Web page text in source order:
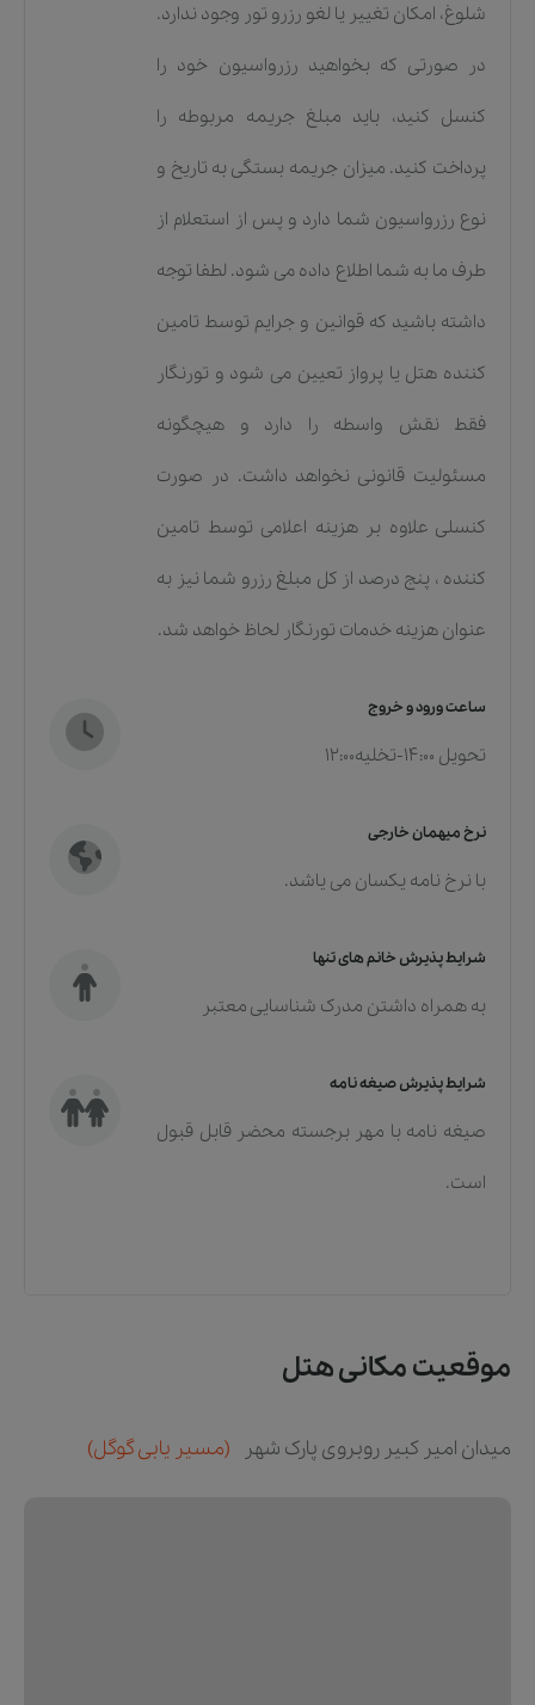
شلوغ، امکان تغییر یا لغو رزرو تور وجود ندارد.
در صورتی که بخواهید رزرواسیون خود را
کنسل کنید، باید مبلغ جریمه مربوطه را
پرداخت کنید. میزان جریمه بستگی به تاریخ و
نوع رزرواسیون شما دارد و پس از استعلام از
طرف ما به شما اطلاع داده می شود. لطفا توجه
داشته باشید که قوانین و جرایم توسط تامین
کننده هتل یا پرواز تعیین می شود و تورنگار
فقط نقش واسطه را دارد و هیچگونه
مسئولیت قانونی نخواهد داشت. در صورت
کنسلی علاوه بر هزینه اعلامی توسط تامین
کننده ، پنج درصد از کل مبلغ رزرو شما نیز به
عنوان هزینه خدمات تورنگار لحاظ خواهد شد.
ساعت ورود و خروج
تحویل 14:00-تخلیه12:00
نرخ میهمان خارجی
با نرخ نامه یکسان می یاشد.
شرایط پذیرش خانم های تنها
به همراه داشتن مدرک شناسایی معتبر
شرایط پذیرش صیغه نامه
صیغه نامه با مهر برجسته محضر قابل قبول
است.
موقعیت مکانی هتل
میدان امیر کبیر روبروی پارک شهر (مسیر یابی گوگل)